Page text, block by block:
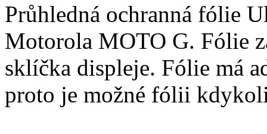
Průhledná ochranná fólie
Motorola MOTO G. Fólie
sklíčka displeje. Fólie má
proto je možné fólii